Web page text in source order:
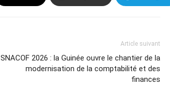
Article suivant
SNACOF 2026 : la Guinée ouvre le chantier de la
modernisation de la comptabilité et des
finances